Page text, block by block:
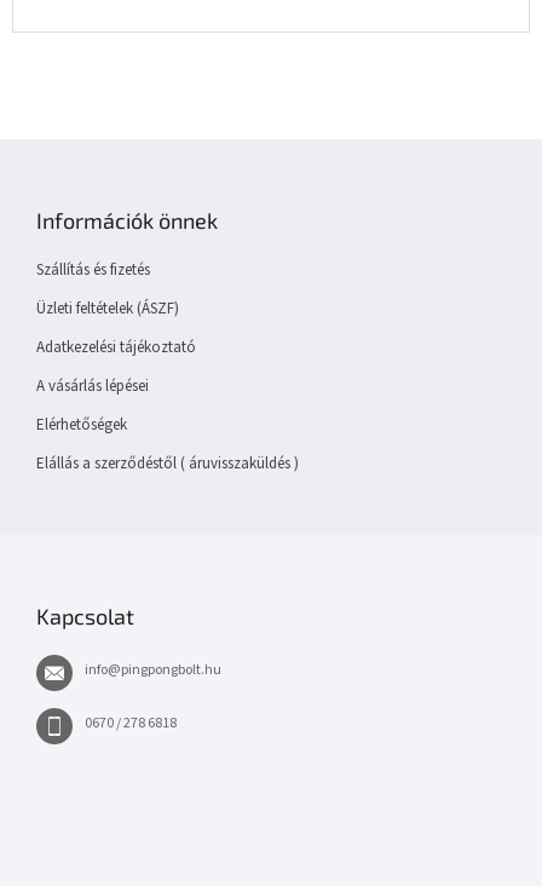
Információk önnek
Szállítás és fizetés
Üzleti feltételek (ÁSZF)
Adatkezelési tájékoztató
A vásárlás lépései
Elérhetőségek
Elállás a szerződéstől ( áruvisszaküldés )
Kapcsolat
info@pingpongbolt.hu
0670 / 278 6818